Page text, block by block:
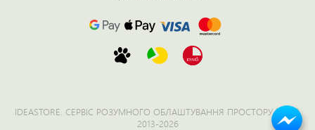
IDEASTORE. СЕРВІС РОЗУМНОГО ОБЛАШТУВАННЯ ПРОСТОРУ №1 ©
2013-2026